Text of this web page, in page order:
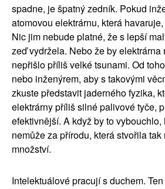
spadne, je špatný zedník. Pokud
atomovou elektrárnu, která
Nic jim nebude platné, že s lepší
zeď vydržela. Nebo že by
nepřišlo příliš velké tsunami. Od
nebo inženýrem, aby s takovými
zkuste představit jaderného fyzika,
elektrárny příliš silné palivové tyče,
efektivnější. A když by to
nemůže za přírodu, která stvořila
množství.
Intelektuálové pracují s duchem.